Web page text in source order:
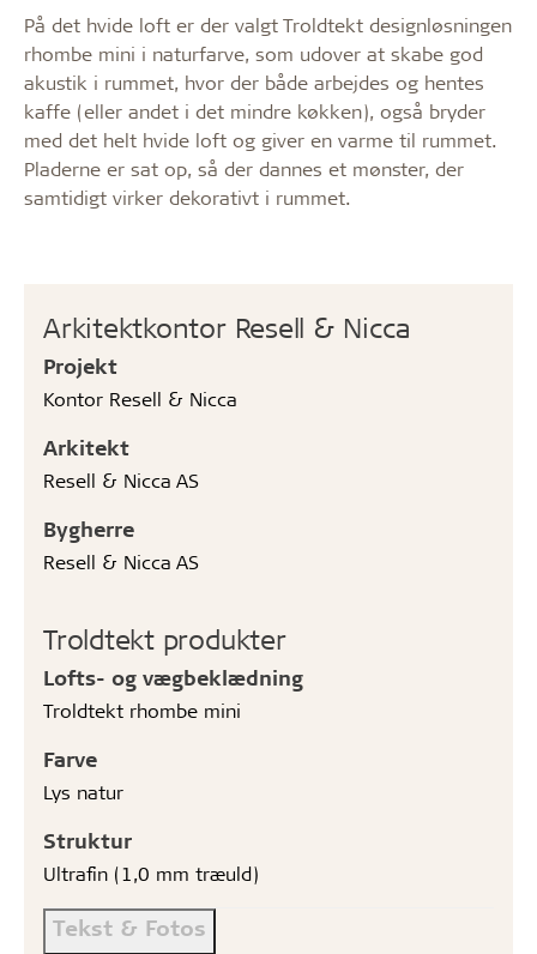
Arkitektkontor Resell & Nicca
Projekt
Kontor Resell & Nicca
Arkitekt
Resell & Nicca AS
Bygherre
Resell & Nicca AS
Troldtekt produkter
Lofts- og vægbeklædning
Troldtekt rhombe mini
Farve
Lys natur
Struktur
Ultrafin (1,0 mm træuld)
Tekst & Fotos
På det hvide loft er der valgt Troldtekt designløsningen
rhombe mini i naturfarve, som udover at skabe god
akustik i rummet, hvor der både arbejdes og hentes
kaffe (eller andet i det mindre køkken), også bryder
med det helt hvide loft og giver en varme til rummet.
Pladerne er sat op, så der dannes et mønster, der
samtidigt virker dekorativt i rummet.